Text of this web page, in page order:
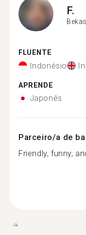
F.
FLUENTE
Indonésio
APRENDE
Japonês
Parceiro/a de
Friendly, funny,